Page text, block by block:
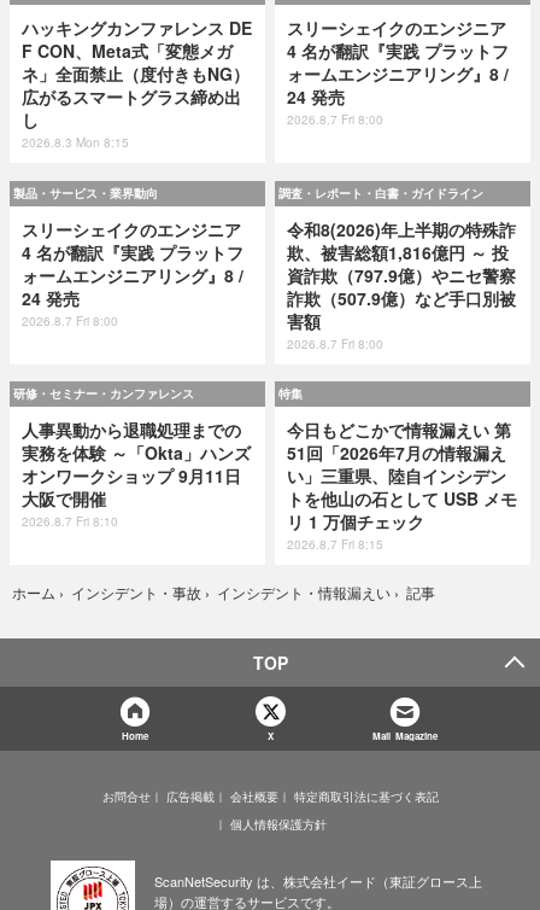
ハッキングカンファレンス DE
F CON、Meta式「変態メガ
ネ」全面禁止（度付きもNG）
広がるスマートグラス締め出
し
2026.8.3 Mon 8:15
スリーシェイクのエンジニア
4 名が翻訳『実践 プラットフ
ォームエンジニアリング』8 /
24 発売
2026.8.7 Fri 8:00
製品・サービス・業界動向
スリーシェイクのエンジニア
4 名が翻訳『実践 プラットフ
ォームエンジニアリング』8 /
24 発売
2026.8.7 Fri 8:00
調査・レポート・白書・ガイドライン
令和8(2026)年上半期の特殊詐
欺、被害総額1,816億円 ～ 投
資詐欺（797.9億）やニセ警察
詐欺（507.9億）など手口別被
害額
2026.8.7 Fri 8:00
研修・セミナー・カンファレンス
人事異動から退職処理までの
実務を体験 ～「Okta」ハンズ
オンワークショップ 9月11日
大阪で開催
2026.8.7 Fri 8:10
特集
今日もどこかで情報漏えい 第
51回「2026年7月の情報漏え
い」三重県、陸自インシデン
トを他山の石として USB メモ
リ 1 万個チェック
2026.8.7 Fri 8:15
ホーム › インシデント・事故 › インシデント・情報漏えい › 記事
TOP
Home X Mail Magazine
お問合せ 広告掲載 会社概要
特定商取引法に基づく表記
個人情報保護方針
ScanNetSecurity は、株式会社イード（東証グロース上
場）の運営するサービスです。